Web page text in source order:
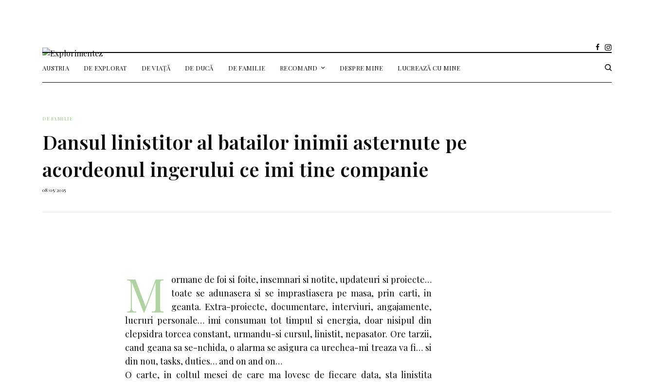
AUSTRIA DE EXPLORAT DE VIAȚĂ DE DUCĂ DE FAMILIE RECOMAND DESPRE MINE LUCREAZĂ CU MINE
DE FAMILIE
Dansul linistitor al batailor inimii asternute pe
acordeonul ingerului ce imi tine companie
08/05/2015
M
ormane de foi si foite, insemnari si notite, updateuri si proiecte…
toate se adunasera si se imprastiasera pe masa, prin carti, in
geanta. Extra-proiecte, documentare, interviuri, angajamente,
lucruri personale… imi consumau tot timpul si energia, doar nisipul din
clepsidra torcea constant, urmandu-si cursul, linistit, nepasator. Ore tarzii,
cand geana sa se-nchida, o alarma se asigura ca urechea-mi treaza va fi… si
din nou, tasks, duties… and on and on…
O carte, in coltul mesei de care ma lovesc de fiecare data, sta linistita